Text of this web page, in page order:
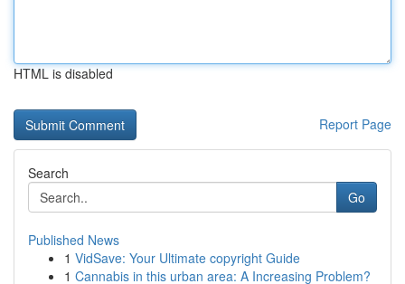
HTML is disabled
Report Page
Search
Go
Published News
1 VidSave: Your Ultimate copyright Guide
1 Cannabis in this urban area: A Increasing Problem?